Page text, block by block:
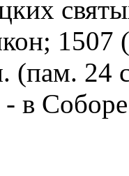
1507
(пам. 24
в